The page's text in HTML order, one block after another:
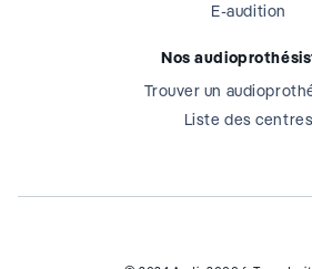
E-audition
Nos
Trouver un
Liste des centres